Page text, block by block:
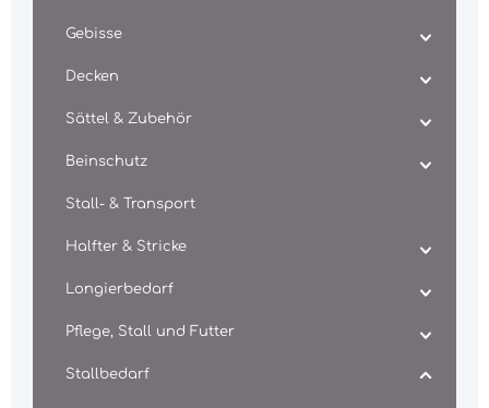
Gebisse
Decken
Sättel & Zubehör
Beinschutz
Stall- & Transport
Halfter & Stricke
Longierbedarf
Pflege, Stall und Futter
Stallbedarf